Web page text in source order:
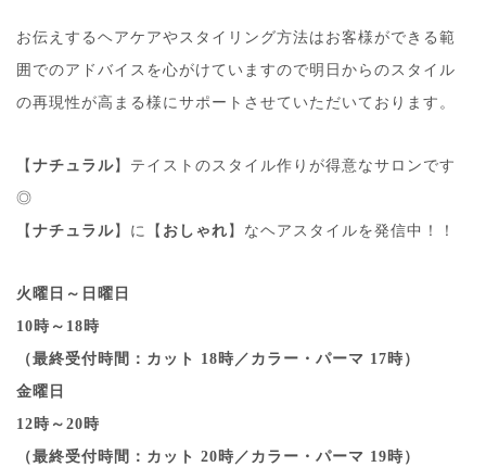
お伝えするヘアケアやスタイリング方法はお客様ができる範
囲でのアドバイスを心がけていますので明日からのスタイル
の再現性が高まる様にサポートさせていただいております。
【 ナチュラル】テイストのスタイル作りが得意なサロンです
◎
【 ナチュラル】に【 おしゃれ 】なヘアスタイルを発信中！！
火曜日～日曜日
10時～18時
（最終受付時間：カット 18時／カラー・パーマ 17時）
金曜日
12時～20時
（最終受付時間：カット 20時／カラー・パーマ 19時）